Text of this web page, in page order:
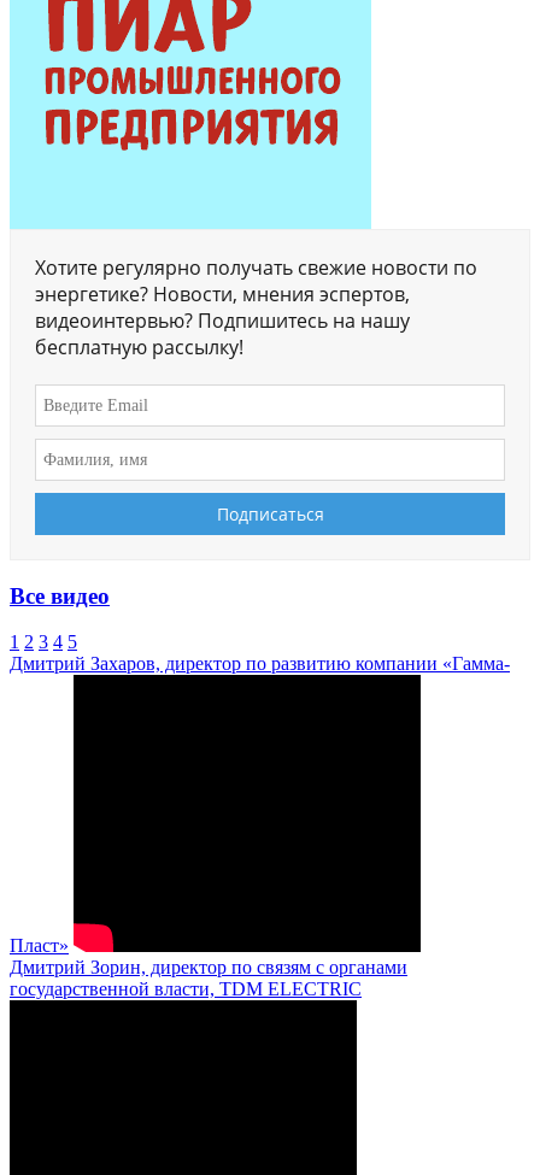
Хотите регулярно получать свежие новости по
энергетике? Новости, мнения эспертов,
видеоинтервью? Подпишитесь на нашу
бесплатную рассылку!
Все видео
1 2 3 4 5
Дмитрий Захаров, директор по развитию компании «Гамма-
Пласт»
Дмитрий Зорин, директор по связям с органами
государственной власти, TDM ELECTRIC